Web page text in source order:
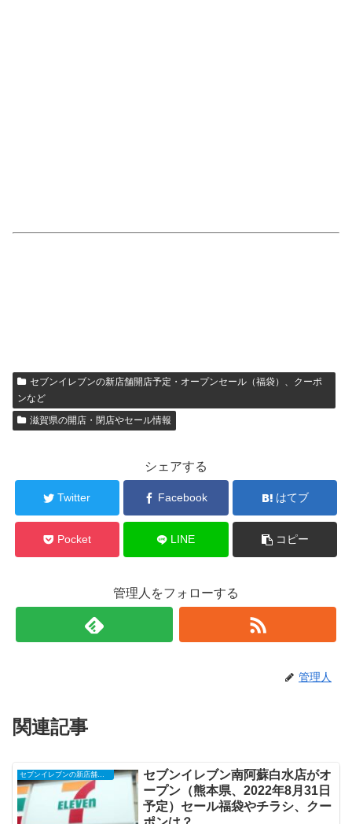
セブンイレブンの新店舗開店予定・オープンセール（福袋）、クーポ
ンなど
滋賀県の開店・閉店やセール情報
シェアする
Twitter Facebook はてブ
Pocket LINE コピー
管理人をフォローする
管理人
関連記事
セブンイレブンの新店舗開店予定・オープンセール（福袋）、クーポンなど
セブンイレブン南阿蘇白水店がオ
ープン（熊本県、2022年8月31日
予定）セール福袋やチラシ、クー